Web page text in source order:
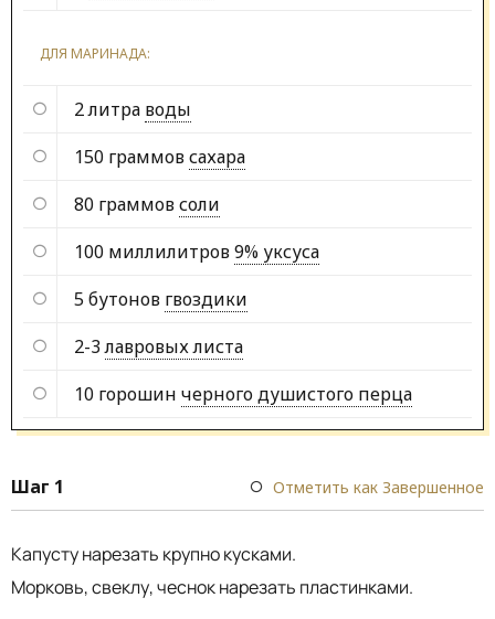
ДЛЯ МАРИНАДА:
2 литра воды
150 граммовсахара
80 граммовсоли
100 миллилитров9% уксуса
5 бутонов гвоздики
2-3лавровых листа
10 горошин черного душистого перца
Шаг 1 Отметить как Завершенное
Капусту нарезать крупно кусками.
Морковь, свеклу, чеснок нарезать пластинками.